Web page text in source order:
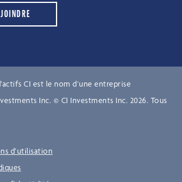
CI est le nom d’une entreprise
Inc. © CI Investments Inc. 2026. Tous
d’utilisation